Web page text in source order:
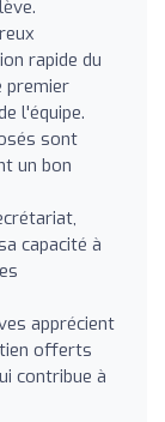
rapide du
premier
l'équipe.
sont
un bon
capacité à
apprécient
offerts
contribue à